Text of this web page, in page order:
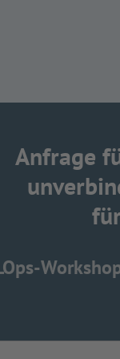
Anfrage